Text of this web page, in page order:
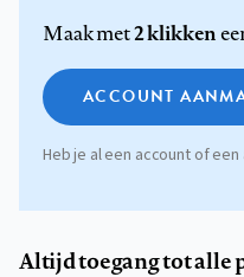
Maak met2 klikken
ACCOUNT
Heb je al een account of
Altijd toegang tot alle